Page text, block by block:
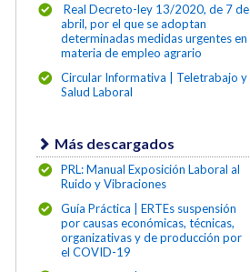
Real Decreto-ley 13/2020, de 7 de
abril, por el que se adoptan
determinadas medidas urgentes en
materia de empleo agrario
Circular Informativa | Teletrabajo y
Salud Laboral
Más descargados
PRL: Manual Exposición Laboral al
Ruido y Vibraciones
Guía Práctica | ERTEs suspensión
por causas económicas, técnicas,
organizativas y de producción por
el COVID-19